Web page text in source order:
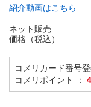
紹介動画はこちら
ネット販売
価格（税込）
コメリカード番号
コメリポイント ：